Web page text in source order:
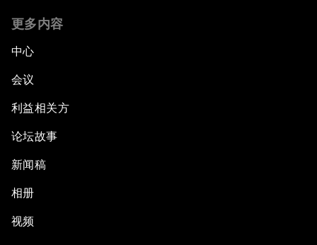
更多内容
中心
会议
利益相关方
论坛故事
新闻稿
相册
视频